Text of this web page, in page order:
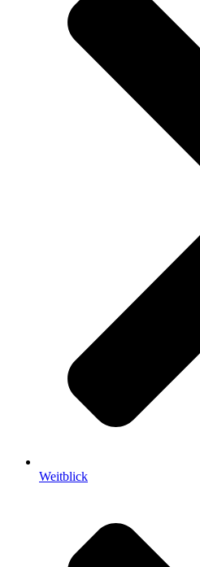
Weitblick